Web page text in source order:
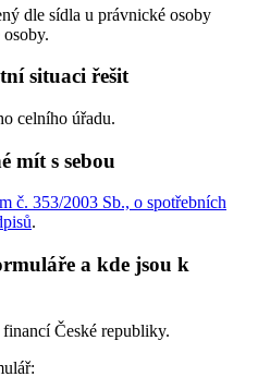
dle sídla u právnické osoby
situaci řešit
celního úřadu.
mít s sebou
č. 353/2003 Sb., o spotřebních
.
a kde jsou k
České republiky.